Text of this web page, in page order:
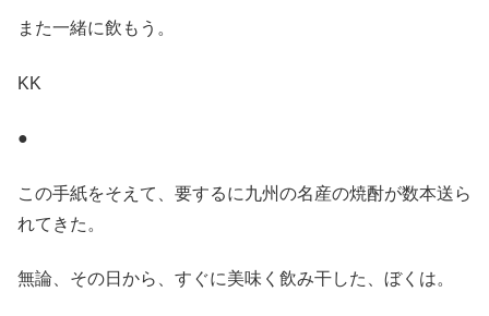
また一緒に飲もう。
KK
●
この手紙をそえて、要するに九州の名産の焼酎が数本送ら
れてきた。
無論、その日から、すぐに美味く飲み干した、ぼくは。